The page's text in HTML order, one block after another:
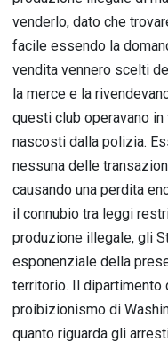
venderlo, dato che
facile essendo la
vendita vennero scelti
la merce e la
questi club operavano
nascosti dalla polizia.
nessuna delle
causando una perdita
il connubio tra leggi
produzione illegale, gli
esponenziale della
territorio. Il dipartimento
proibizionismo di
quanto riguarda gli